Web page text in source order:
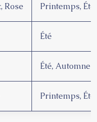
Rose Printemps, Été
Été
Été, Automne
Printemps, Été